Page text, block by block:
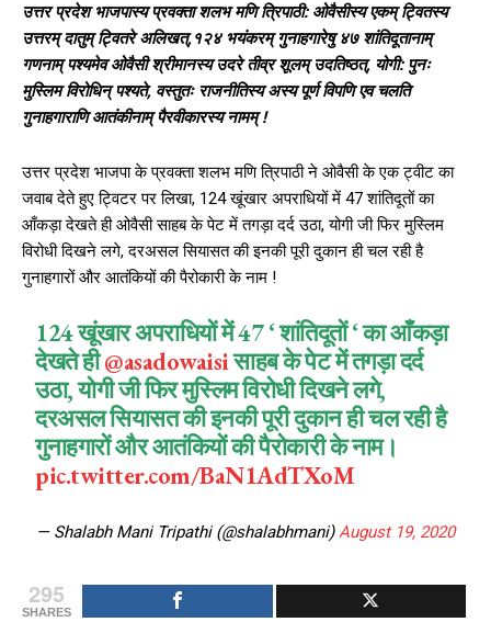
उत्तर प्रदेश भाजपास्य प्रवक्ता शलभ मणि त्रिपाठी: ओवैसीस्य एकम् ट्वितस्य
उत्तरम् दातुम् ट्वितरे अलिखत्,१२४ भयंकरम् गुनाहगारेषु ४७ शांतिदूतानाम्
गणनाम् पश्यमेव ओवैसी श्रीमानस्य उदरे तीव्र शूलम् उदतिष्ठत्, योगी: पुनः
मुस्लिम विरोधिन् पश्यते, वस्तुतः राजनीतिस्य अस्य पूर्ण विपणि एव चलति
गुनाहगाराणि आतंकीनाम् पैरवीकारस्य नामम् !
उत्तर प्रदेश भाजपा के प्रवक्ता शलभ मणि त्रिपाठी ने ओवैसी के एक ट्वीट का
जवाब देते हुए ट्विटर पर लिखा, 124 खूंखार अपराधियों में 47 शांतिदूतों का
आँकड़ा देखते ही ओवैसी साहब के पेट में तगड़ा दर्द उठा, योगी जी फिर मुस्लिम
विरोधी दिखने लगे, दरअसल सियासत की इनकी पूरी दुकान ही चल रही है
गुनाहगारों और आतंकियों की पैरोकारी के नाम !
124 खूंखार अपराधियों में 47 ‘ शांतिदूतों ‘ का आँकड़ा
देखते ही@asadowaisiसाहब के पेट में तगड़ा दर्द
उठा, योगी जी फिर मुस्लिम विरोधी दिखने लगे,
दरअसल सियासत की इनकी पूरी दुकान ही चल रही है
गुनाहगारों और आतंकियों की पैरोकारी के नाम।
pic.twitter.com/BaN1AdTXoM
— Shalabh Mani Tripathi (@shalabhmani)August 19, 2020
295
SHARES